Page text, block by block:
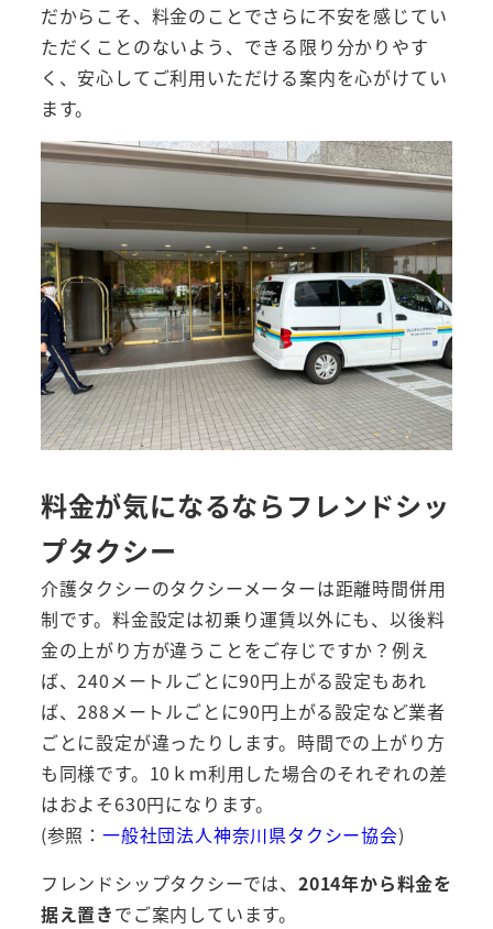
だからこそ、料金のことでさらに不安を感じてい
ただくことのないよう、できる限り分かりやす
く、安心してご利用いただける案内を心がけてい
ます。
料金が気になるならフレンドシッ
プタクシー
介護タクシーのタクシーメーターは距離時間併用
制です。料金設定は初乗り運賃以外にも、以後料
金の上がり方が違うことをご存じですか？例え
ば、240メートルごとに90円上がる設定もあれ
ば、288メートルごとに90円上がる設定など業者
ごとに設定が違ったりします。時間での上がり方
も同様です。10ｋｍ利用した場合のそれぞれの差
はおよそ630円になります。
(参照： 一般社団法人神奈川県タクシー協会)
フレンドシップタクシーでは、 2014年から料金を
据え置きでご案内しています。